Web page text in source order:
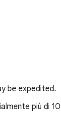
be expedited.
più di 10